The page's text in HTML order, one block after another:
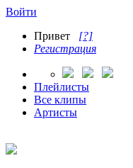
Войти
Привет [?]
Регистрация
Плейлисты
Все клипы
Артисты